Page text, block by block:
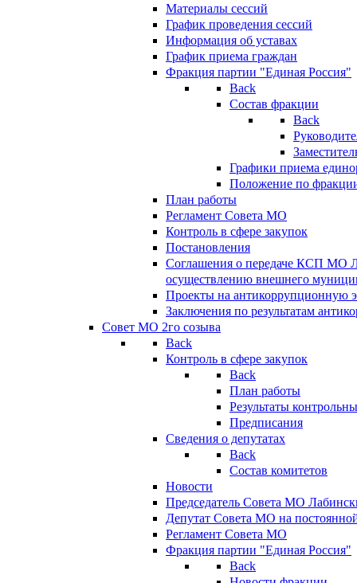
Материалы сессий
График проведения сессий
Информация об уставах
График приема граждан
Фракция партии "Единая Россия"
Back
Состав фракции
Back
Графики приема
Положение по
План работы
Регламент Совета МО
Контроль в сфере закупок
Постановления
Соглашения о передаче КСП МО
осуществлению внешнего
Проекты на антикоррупционную
Заключения по результатам
Совет МО 2го созыва
Back
Контроль в сфере закупок
Back
План работы
Результаты
Предписания
Сведения о депутатах
Back
Состав комитетов
Новости
Председатель Совета МО
Депутат Совета МО на
Регламент Совета МО
Фракция партии "Единая Россия"
Back